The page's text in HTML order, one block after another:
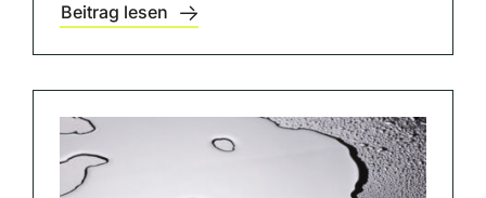
Beitrag lesen